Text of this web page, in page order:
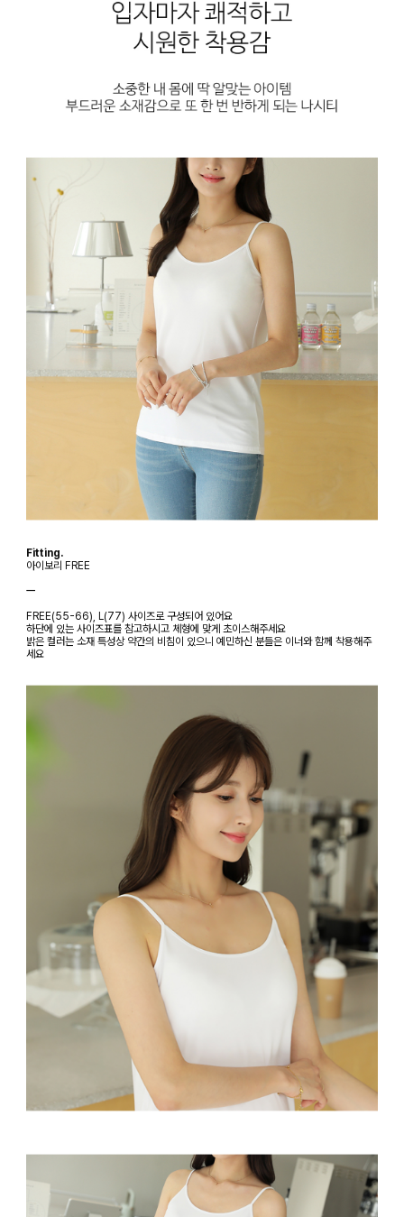
Fitting.
아이보리 FREE
ㅡ
FREE(55-66), L(77) 사이즈로 구성되어 있어요
하단에 있는 사이즈표를 참고하시고 체형에 맞게 초이스해주세요
밝은 컬러는 소재 특성상 약간의 비침이 있으니 예민하신 분들은 이너와 함께 착용해주
세요